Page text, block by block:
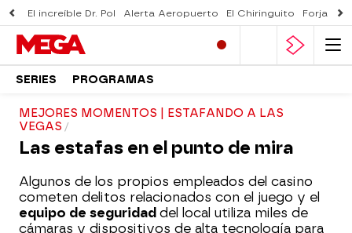
El increíble Dr. Pol Alerta Aeropuerto El Chiringuito Forjado
SERIES PROGRAMAS
MEJORES MOMENTOS | ESTAFANDO A LAS
VEGAS
Las estafas en el punto de mira
Algunos de los propios empleados del casino
cometen delitos relacionados con el juego y el
equipo de seguridad del local utiliza miles de
cámaras y dispositivos de alta tecnología para